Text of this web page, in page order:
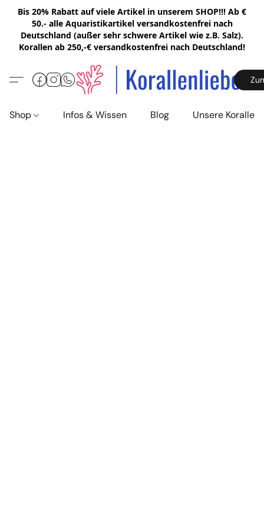
Bis 20% Rabatt auf viele Artikel in unserem SHOP!!! Ab €
50.- alle Aquaristikartikel versandkostenfrei nach
Deutschland (außer sehr schwere Artikel wie z.B. Salz).
Korallen ab 250,-€ versandkostenfrei nach Deutschland!
Shop Infos & Wissen Blog Unsere Korallen